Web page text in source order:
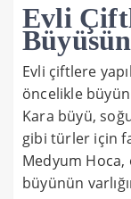
Evli
Evli çiftlere
öncelikle
Kara büyü,
gibi türler için
Medyum Hoca,
büyünün